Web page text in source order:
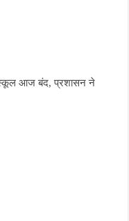
स्कूल आज बंद, प्रशासन ने